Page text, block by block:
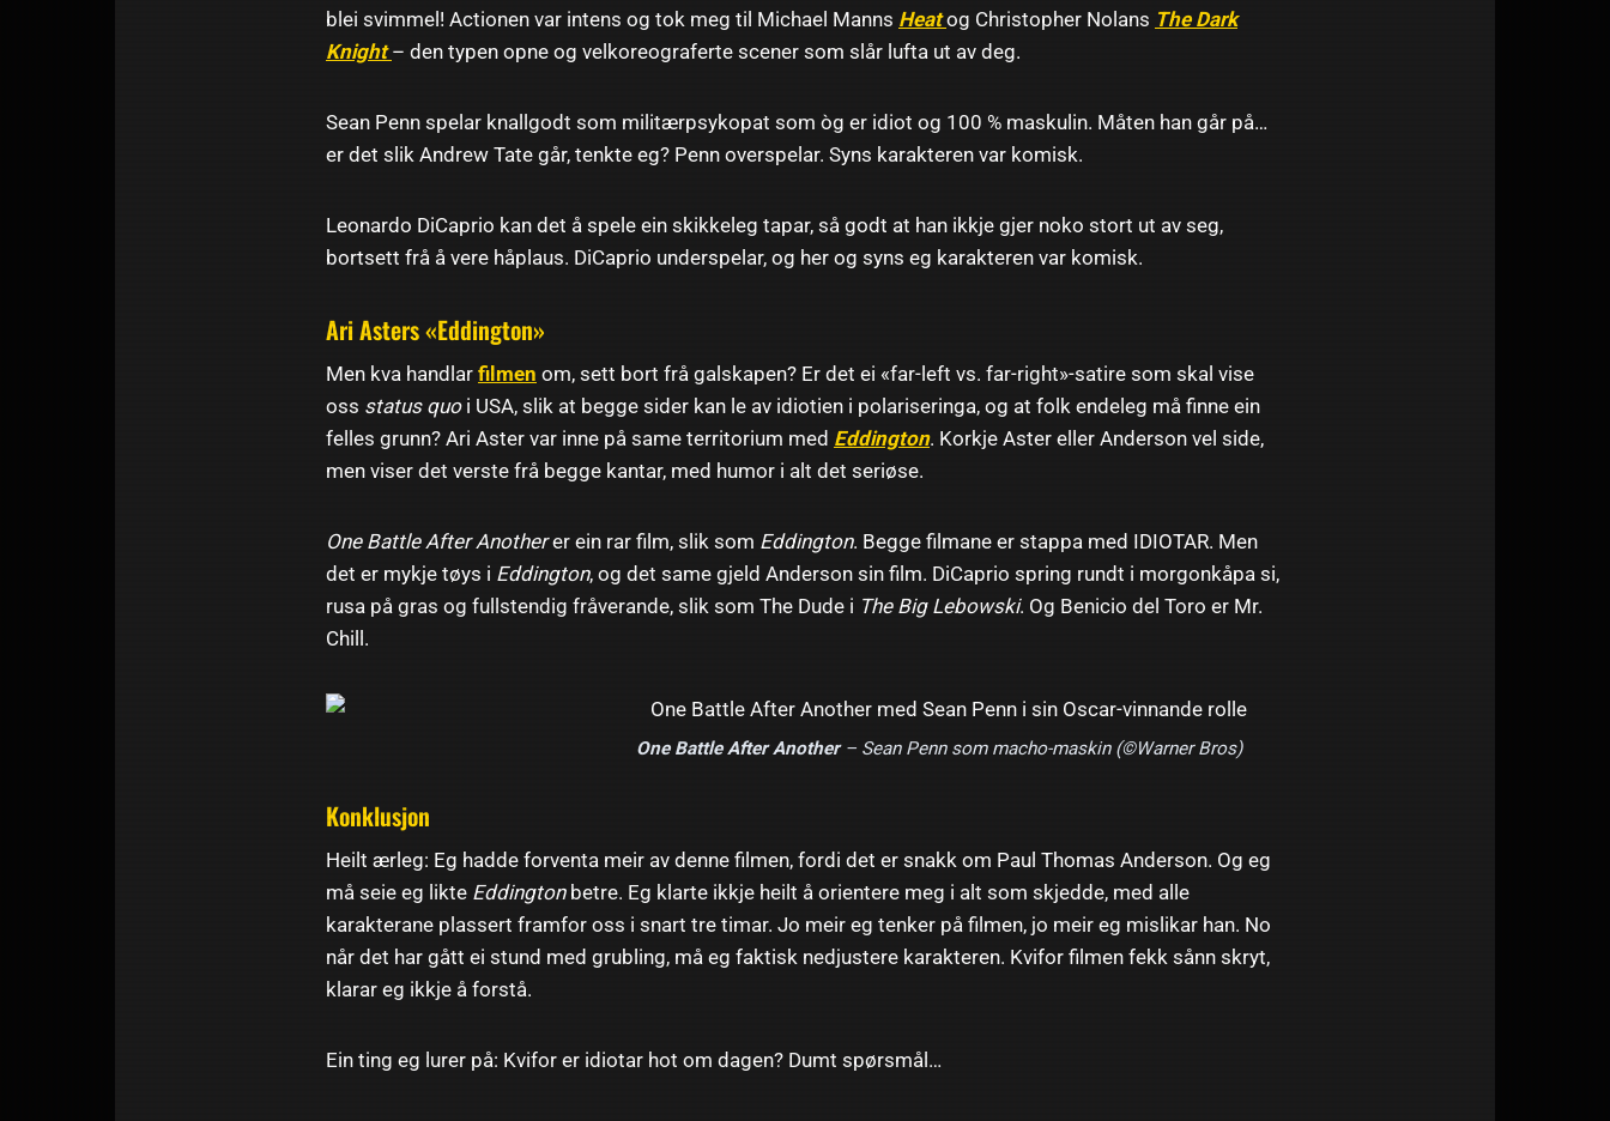
blei svimmel! Actionen var intens og tok meg til Michael Manns Heat og Christopher Nolans The Dark
Knight – den typen opne og velkoreograferte scener som slår lufta ut av deg.
Sean Penn spelar knallgodt som militærpsykopat som òg er idiot og 100 % maskulin. Måten han går på…
er det slik Andrew Tate går, tenkte eg? Penn overspelar. Syns karakteren var komisk.
Leonardo DiCaprio kan det å spele ein skikkeleg tapar, så godt at han ikkje gjer noko stort ut av seg,
bortsett frå å vere håplaus. DiCaprio underspelar, og her og syns eg karakteren var komisk.
Ari Asters «Eddington»
Men kva handlar filmen om, sett bort frå galskapen? Er det ei «far-left vs. far-right»-satire som skal vise
oss status quoi USA, slik at begge sider kan le av idiotien i polariseringa, og at folk endeleg må finne ein
felles grunn? Ari Aster var inne på same territorium med Eddington. Korkje Aster eller Anderson vel side,
men viser det verste frå begge kantar, med humor i alt det seriøse.
One Battle After Anotherer ein rar film, slik som Eddington. Begge filmane er stappa med IDIOTAR. Men
det er mykje tøys i Eddington, og det same gjeld Anderson sin film. DiCaprio spring rundt i morgonkåpa si,
rusa på gras og fullstendig fråverande, slik som The Dude i The Big Lebowski. Og Benicio del Toro er Mr.
Chill.
One Battle After Another– Sean Penn som macho-maskin (©Warner Bros)
Konklusjon
Heilt ærleg: Eg hadde forventa meir av denne filmen, fordi det er snakk om Paul Thomas Anderson. Og eg
må seie eg likte Eddingtonbetre. Eg klarte ikkje heilt å orientere meg i alt som skjedde, med alle
karakterane plassert framfor oss i snart tre timar. Jo meir eg tenker på filmen, jo meir eg mislikar han. No
når det har gått ei stund med grubling, må eg faktisk nedjustere karakteren. Kvifor filmen fekk sånn skryt,
klarar eg ikkje å forstå.
Ein ting eg lurer på: Kvifor er idiotar hot om dagen? Dumt spørsmål…